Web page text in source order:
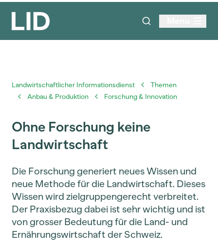
Landwirtschaftlicher Informationsdienst
Themen
Anbau & Produktion
Forschung & Innovation
Ohne Forschung keine
Landwirtschaft
Die Forschung generiert neues Wissen und
neue Methode für die Landwirtschaft. Dieses
Wissen wird zielgruppengerecht verbreitet.
Der Praxisbezug dabei ist sehr wichtig und ist
von grosser Bedeutung für die Land- und
Ernährungswirtschaft der Schweiz.